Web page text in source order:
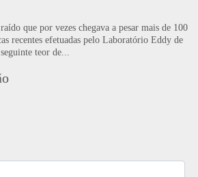
que por vezes chegava a pesar mais de 100
recentes efetuadas pelo Laboratório Eddy de
teor de...